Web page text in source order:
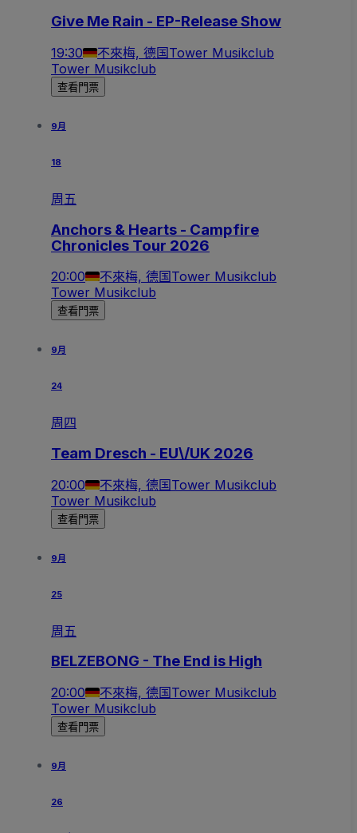
Give Me Rain - EP-Release Show
19:30 不來梅, 德国Tower Musikclub
Tower Musikclub
查看門票
9月
18
周五
Anchors & Hearts - Campfire
Chronicles Tour 2026
20:00 不來梅, 德国Tower Musikclub
Tower Musikclub
查看門票
9月
24
周四
Team Dresch - EU\/UK 2026
20:00 不來梅, 德国Tower Musikclub
Tower Musikclub
查看門票
9月
25
周五
BELZEBONG - The End is High
20:00 不來梅, 德国Tower Musikclub
Tower Musikclub
查看門票
9月
26